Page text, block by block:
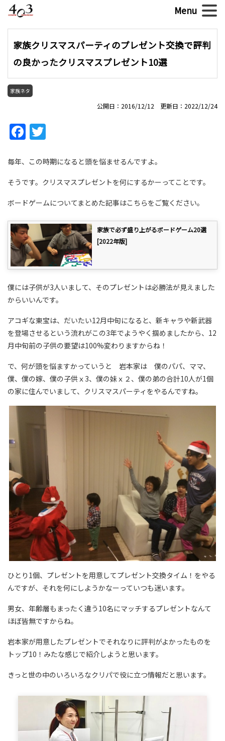
家族クリスマスパーティのプレゼント交換で評判
の良かったクリスマスプレゼント10選
家族ネタ
公開日：2016/12/12 更新日：2022/12/24
Facebook
毎年、この時期になると頭を悩ませるんですよ。
そうです。クリスマスプレゼントを何にするかーってことです。
ボードゲームについてまとめた記事はこちらをご覧ください。
家族で必ず盛り上がるボードゲーム20選
[2022年版]
僕には子供が3人いまして、そのプレゼントは必勝法が見えました
からいいんです。
アコギな東宝は、だいたい12月中旬になると、新キャラや新武器
を登場させるという流れがこの3年でようやく掴めましたから、12
月中旬前の子供の要望は100%変わりますからね！
で、何が頭を悩ますかっていうと 岩本家は 僕のパパ、ママ、
僕、僕の嫁、僕の子供ｘ3、僕の妹ｘ２、僕の弟の合計10人が1個
の家に住んでいまして、クリスマスパーティをやるんですね。
ひとり1個、プレゼントを用意してプレゼント交換タイム！をやる
んですが、それを何にしようかなーっていつも迷います。
男女、年齢層もまったく違う10名にマッチするプレゼントなんて
ほぼ皆無ですからね。
岩本家が用意したプレゼントでそれなりに評判がよかったものを
トップ10！みたな感じで紹介しようと思います。
きっと世の中のいろいろなクリパで役に立つ情報だと思います。